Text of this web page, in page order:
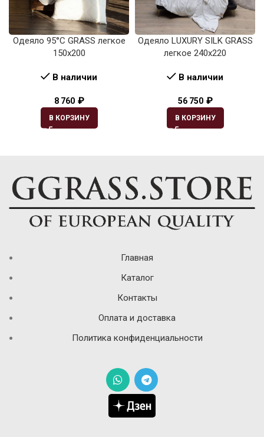
Одеяло 95°C GRASS легкое
150х200
В наличии
8 760 ₽
В КОРЗИНУ
Одеяло LUXURY SILK GRASS
легкое 240х220
В наличии
56 750 ₽
В КОРЗИНУ
Главная
Каталог
Контакты
Оплата и доставка
Политика конфиденциальности